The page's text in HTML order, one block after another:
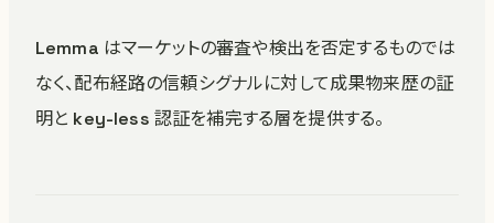
Lemma はマーケットの審査や検出を否定するものでは
なく、配布経路の信頼シグナルに対して成果物来歴の証
明と key-less 認証を補完する層を提供する。